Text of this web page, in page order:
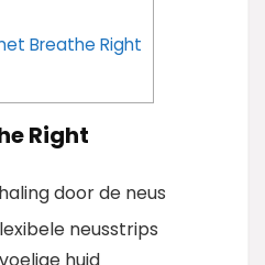
Breathe Right
Right
door de neus
neusstrips
huid